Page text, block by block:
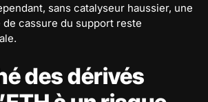
sans catalyseur haussier, une
cassure du support reste
des dérivés